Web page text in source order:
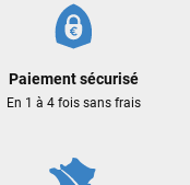
Paiement sécurisé
En 1 à 4 fois sans frais